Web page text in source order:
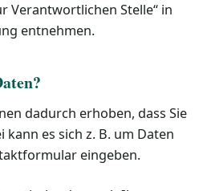
Verantwortlichen Stelle“ in
entnehmen.
dadurch erhoben, dass Sie
es sich z. B. um Daten
eingeben.